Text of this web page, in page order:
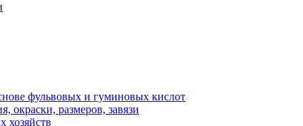
фульвовых и гуминовых кислот
окраски, размеров, завязи
хозяйств